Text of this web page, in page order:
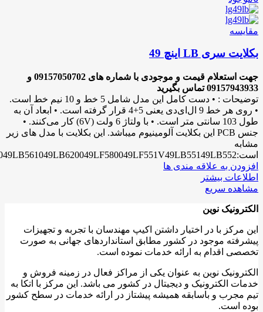
مقایسه
بکلایت سری LB اینچ 49
جهت استعلام قیمت و موجودی با شماره های 09157050702 و
09157943933 تماس بگیرید
توضیحات : • دست کامل این مدل شامل 5 خط و 10 نیم خط است.
• روی هر خط 9 ال‌ای‌دی یعنی 5+4 قرار گرفته است. • ابعاد آن به
طول 103 سانتی متر است. • با ولتاژ 6 ولت (6V) کار می‌کنند. •
جنس PCB این بکلایت آلومینیوم میباشد. این بکلایت با مدل های زیر
مشابه
است:49LF62000GI49LH5550049LH6200049LF5500049LB561049LB620049LF580049LF551V49LB55149LB552
افزودن به علاقه مندی ها
اطلاعات بیشتر
مشاهده سریع
الکترونیک نوین
این مرکز با در اختیار داشتن اکیپ مهندسان با تجربه و تجهیزات
پیشرفته موجود در کشور مطابق استانداردهای جهانی به صورت
تخصصی اقدام به ارائه خدمات نموده است.
الکترونیک نوین به عنوان یکی از مراکز فعال در زمینه فروش و
خدمات الکترونیک و دیجیتال در کشور می باشد. این مرکز با اتکا به
تیم مجرب و باسابقه همیشه پیشتاز در ارائه خدمات در سطح کشور
بوده است.